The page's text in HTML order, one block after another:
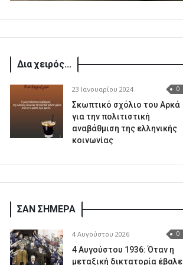
Δια χειρός...
23 Ιανουαρίου 2024 0
Σκωπτικό σχόλιο του Αρκά
για την πολιτιστική
αναβάθμιση της ελληνικής
κοινωνίας
ΣΑΝ ΣΗΜΕΡΑ
4 Αυγούστου 2026 0
4 Αυγούστου 1936: Όταν η
μεταξική δικτατορία έβαλε